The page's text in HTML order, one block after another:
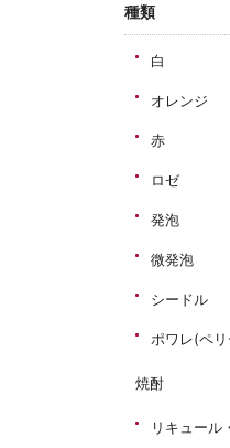
種類
白
オレンジ
赤
ロゼ
発泡
微発泡
シードル
ポワレ(ペ
焼酎
リキュール